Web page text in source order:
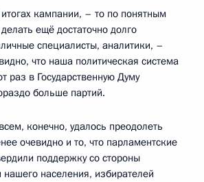
кампании, – то по понятным
ещё достаточно долго
специалисты, аналитики, –
что наша политическая система
раз в Государственную Думу
больше партий.
конечно, удалось преодолеть
очевидно и то, что парламентские
поддержку со стороны
нашего населения, избирателей